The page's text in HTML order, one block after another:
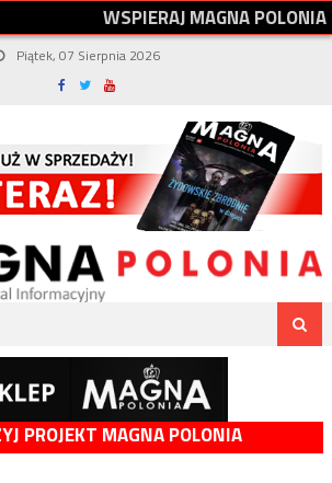
WSPIERAJMAGNAPOLONIA
Piątek, 07 Sierpnia 2026
PROJEKT MAGNA POLONIA